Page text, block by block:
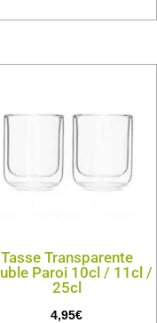
Tasse Transparente
Paroi 10cl / 11cl /
25cl
4,95€